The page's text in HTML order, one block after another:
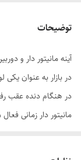
توضیحات
آینه مانیتور دار و
در بازار به عنوان یکی
در هنگام دنده عقب
مانیتور دار زمانی